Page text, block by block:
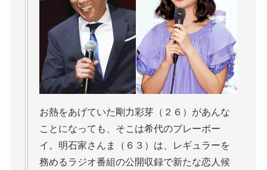
お熱をあげていた剛力彩芽（２６）があんな
ことになっても、そこは希代のプレーボー
イ。明石家さんま（６３）は、レギュラーを
務めるラジオ番組の公開収録で新たな恋人候